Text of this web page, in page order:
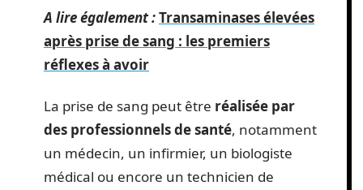
A lire également :Transaminases élevées
après prise de sang : les premiers
réflexes à avoir
La prise de sang peut être réalisée par
des professionnels de santé, notamment
un médecin, un infirmier, un biologiste
médical ou encore un technicien de